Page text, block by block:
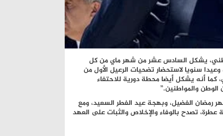
يشكل السادس عشر من شهر ماي من كل
سنويا لاستحضار تضحيات الرعيل الأول من
كما أنه يشكل أيضا محطة دورية للاحتفاء
الوطن والمواطنين.”
أعقاب شهر رمضان الفضيل، وبهجة عيد الفطر السعيد، ومع
تصدح بالوفاء والإخلاص والثبات على العهد